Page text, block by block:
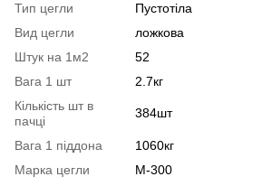
Тип цегли
Пустотіла
Вид цегли
ложкова
Штук на 1м2
52
Вага 1 шт
2.7кг
Кількість шт в
пачці
384шт
Вага 1 піддона
1060кг
Марка цегли
М-300